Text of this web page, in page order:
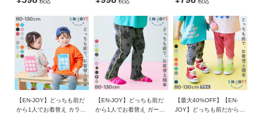
・動きやすい柔らか素材
綿95％の伸縮性のある柔らか素材。
程よい厚みで長いシーズン着用可能。
・こだわりのシルエット
10分丈で、ももまわりはゆったり、裾にかけてすっきりさせた
シルエット。
ピタピタしすぎないから、自分でお着替えしやすい！
生産国
CHINA
備考
洗濯方法
洗濯機洗い可(デリケート洗い) / 漂白剤使用不可 / 乾燥機使用
【EN-JOY】どっちも前だ
から1人でお着替え カラフ
【EN-JOY】どっちも前だ
から1人でお着替え ガール
【最大40%OFF】【EN-
JOY】どっちも前だから1